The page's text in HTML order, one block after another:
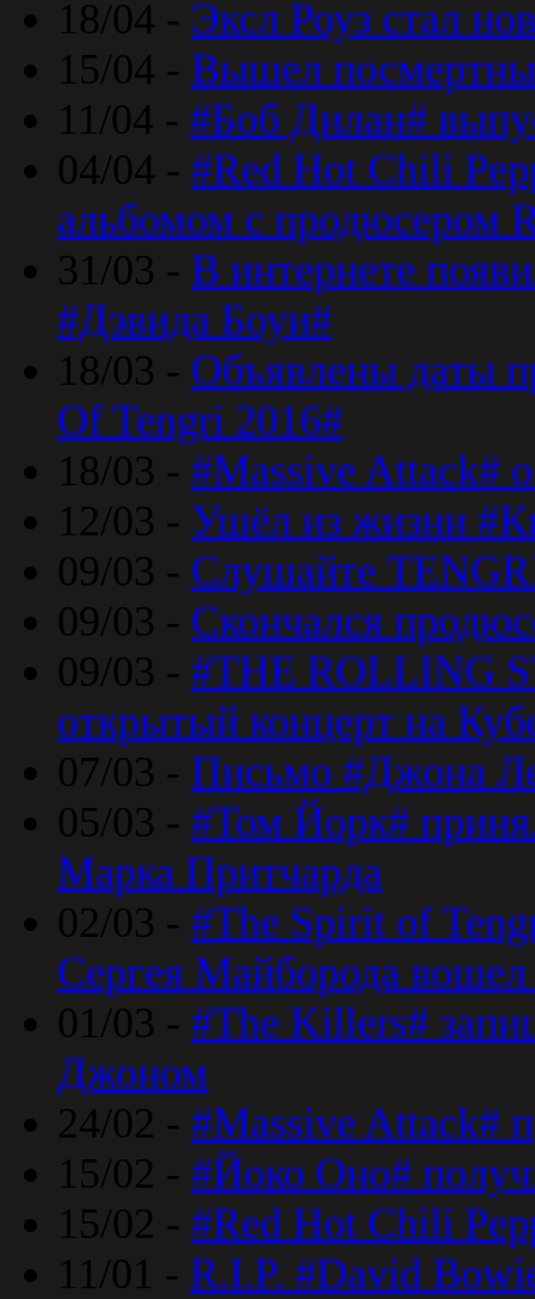
18/04 - Эксл Роуз стал
15/04 - Вышел
11/04 - #Боб Дилан#
04/04 - #Red Hot Chili
альбомом с продюсером
31/03 - В интернете
#Дэвида Боуи#
18/03 - Объявлены даты
Of Tengri 2016#
18/03 - #Massive Attack#
12/03 - Ушёл из жизни
09/03 - Слушайте
09/03 - Скончался
09/03 - #THE ROLLING
открытый концерт на
07/03 - Письмо #Джона
05/03 - #Том Йорк#
Марка Притчарда
02/03 - #The Spirit of
Сергея Майборода
01/03 - #The Killers#
Джоном
24/02 - #Massive Attack#
15/02 - #Йоко Оно#
15/02 - #Red Hot Chili
11/01 - R.I.P. #David